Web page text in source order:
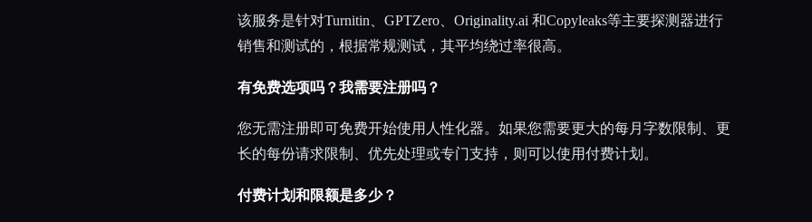
该服务是针对Turnitin、GPTZero、Originality.ai 和Copyleaks等主要探测器进行
销售和测试的，根据常规测试，其平均绕过率很高。
有免费选项吗？我需要注册吗？
您无需注册即可免费开始使用人性化器。如果您需要更大的每月字数限制、更
长的每份请求限制、优先处理或专门支持，则可以使用付费计划。
付费计划和限额是多少？